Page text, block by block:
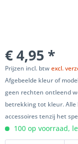
€ 4,95 *
Prijzen incl. btwexcl.
Afgebeelde kleur of
geen rechten ontleend
betrekking tot kleur.
accessoires tenzij het
100 op voorraad,